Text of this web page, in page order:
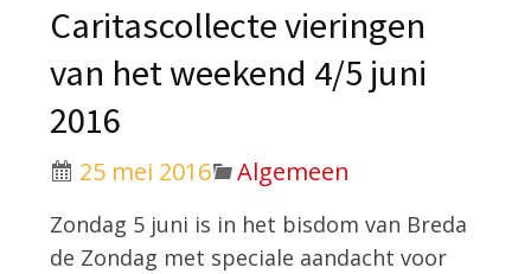
Caritascollecte vieringen
van het weekend 4/5 juni
2016
25 mei 2016 Algemeen
Zondag 5 juni is in het bisdom van Breda
de Zondag met speciale aandacht voor